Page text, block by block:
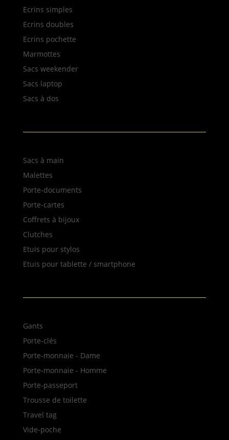
Ecrins simples
Ecrins doubles
Ecrins pochette
Marmottes
Sacs weekender
Sacs laptop
Sacs à dos
Sacs à main
Malettes
Porte-documents
Porte-cartes
Coffrets à bijoux
Clutches
Etuis pour stylos
Etuis pour tablette / smartphone
Gants
Porte-clés
Porte-monnaie - Dame
Porte-monnaie - Homme
Porte-passeport
Trousse de toilette
Travel tag
Vide-poche